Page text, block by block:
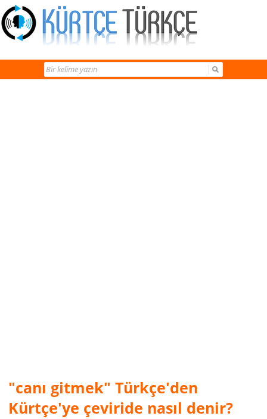
"canı gitmek" Türkçe'den
Kürtçe'ye çeviride nasıl denir?